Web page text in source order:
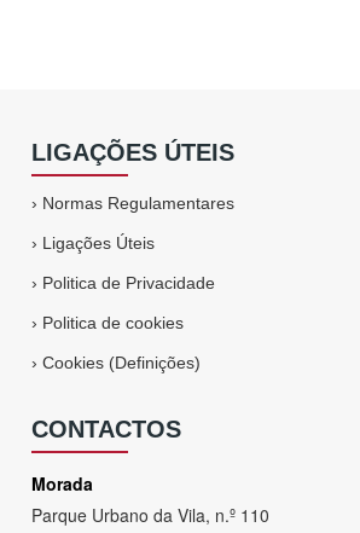
LIGAÇÕES ÚTEIS
› Normas Regulamentares
› Ligações Úteis
› Politica de Privacidade
› Politica de cookies
›Cookies (Definições)
CONTACTOS
Morada
Parque Urbano da Vila, n.º 110